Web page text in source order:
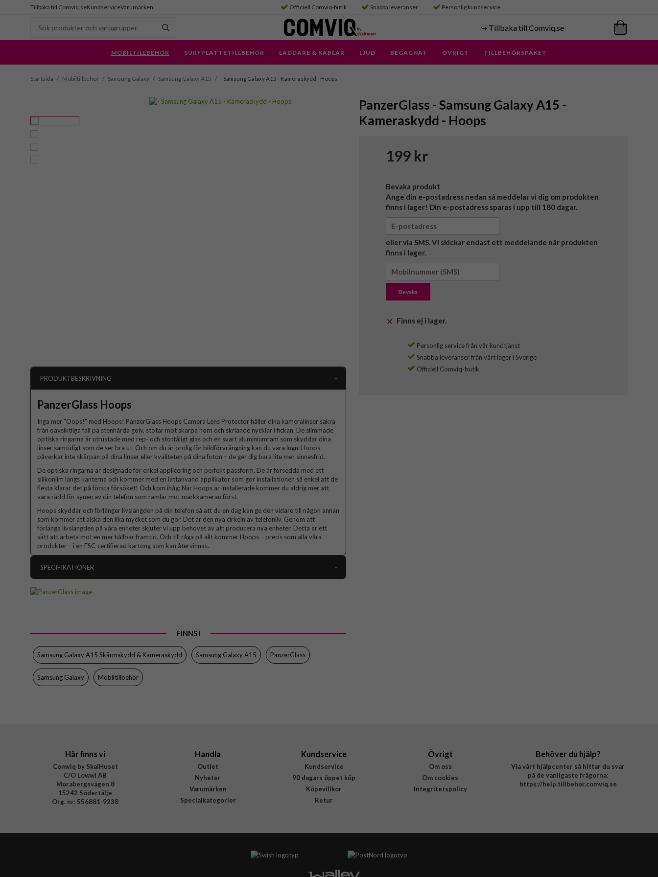
Tillbaka till Comviq.seKundserviceVarumärken Officiell Comviq-butik Snabba leveranser Personlig kundservice
↪️ Tillbaka till Comviq.se
MOBILTILLBEHÖR SURFPLATTETILLBEHÖR LADDARE & KABLAR LJUD BEGAGNAT ÖVRIGT TILLBEHÖRSPAKET
Startsida / Mobiltillbehör / Samsung Galaxy / Samsung Galaxy A15 / - Samsung Galaxy A15 - Kameraskydd - Hoops
PanzerGlass - Samsung Galaxy A15 -
Kameraskydd - Hoops
199 kr
Bevaka produkt
Ange din e-postadress nedan så meddelar vi dig om produkten
finns i lager! Din e-postadress sparas i upp till 180 dagar.
eller via SMS. Vi skickar endast ett meddelande när produkten
finns i lager.
Bevaka
Finns ej i lager.
Personlig service från vår kundtjänst
Snabba leveranser från vårt lager i Sverige
Officiell Comviq-butik
PRODUKTBESKRIVNING
PanzerGlass Hoops
Inga mer "Oops!" med Hoops! PanzerGlass Hoops Camera Lens Protector håller dina kameralinser säkra
från oavsiktliga fall på stenhårda golv, stötar mot skarpa hörn och skriande nycklar i fickan. De slimmade
optiska ringarna är utrustade med rep- och stöttåligt glas och en svart aluminiumram som skyddar dina
linser samtidigt som de ser bra ut. Och om du är orolig för bildförvrängning kan du vara lugn: Hoops
påverkar inte skärpan på dina linser eller kvaliteten på dina foton – de ger dig bara lite mer sinnesfrid.
De optiska ringarna är designade för enkel applicering och perfekt passform. De är försedda med ett
silikonlim längs kanterna och kommer med en lättanvänd applikator som gör installationen så enkel att de
flesta klarar det på första försöket! Och kom ihåg: När Hoops är installerade kommer du aldrig mer att
vara rädd för synen av din telefon som ramlar mot markkameran först.
Hoops skyddar och förlänger livslängden på din telefon så att du en dag kan ge den vidare till någon annan
som kommer att älska den lika mycket som du gör. Det är den nya cirkeln av telefonliv. Genom att
förlänga livslängden på våra enheter skjuter vi upp behovet av att producera nya enheter. Detta är ett
sätt att arbeta mot en mer hållbar framtid. Och till råga på allt kommer Hoops – precis som alla våra
produkter – i en FSC-certifierad kartong som kan återvinnas.
SPECIFIKATIONER
Egenskaper
Case friendly
Färg
Material
Härdat glas
Varumärke
FINNS I
Samsung Galaxy A15 Skärmskydd & Kameraskydd Samsung Galaxy A15 PanzerGlass
Samsung Galaxy Mobiltillbehör
Här finns vi
Comviq by SkalHuset
C/O Lowwi AB
Morabergsvägen 8
15242 Södertälje
Org. nr: 556881-9238
Handla
Outlet
Nyheter
Varumärken
Specialkategorier
Kundservice
Kundservice
90 dagars öppet köp
Köpevillkor
Retur
Övrigt
Om oss
Om cookies
Integritetspolicy
Behöver du hjälp?
Via vårt hjälpcenter så hittar du svar
på de vanligaste frågorna:
https://help.tillbehor.comviq.se